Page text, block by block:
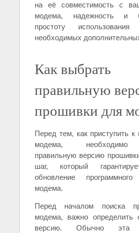
на её совместимость с
модема, надежность и
простоту
необходимых
Как выбрать
правильную
прошивки для
Перед тем, как приступить к
модема, необходимо
правильную версию
шаг, который
обновление программного
модема.
Перед началом поиска
модема, важно определить
версию. Обычно эта